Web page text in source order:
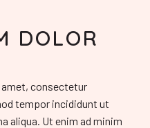
DOLOR
consectetur
tempor incididunt ut
aliqua. Ut enim ad minim